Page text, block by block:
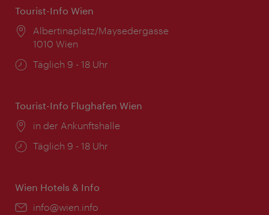
Tourist-Info Wien
Ort:
Albertinaplatz/Maysedergasse
1010 Wien
Öffnungszeiten:
Täglich 9 - 18 Uhr
Tourist-Info Flughafen Wien
Ort:
in der Ankunftshalle
Öffnungszeiten:
Täglich 9 - 18 Uhr
Wien Hotels & Info
Email:
info@wien.info